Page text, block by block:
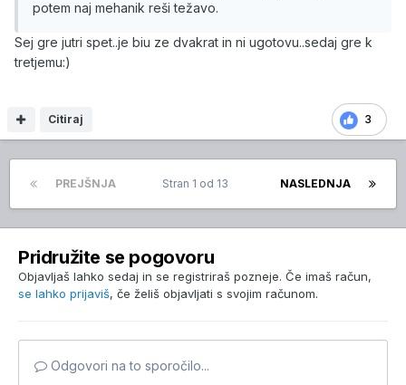
potem naj mehanik reši težavo.
Sej gre jutri spet..je biu ze dvakrat in ni ugotovu..sedaj gre k
tretjemu:)
3
Citiraj
PREJŠNJA NASLEDNJA
Stran 1 od 13
Pridružite se pogovoru
Objavljaš lahko sedaj in se registriraš pozneje. Če imaš račun,
se lahko prijaviš, če želiš objavljati s svojim računom.
Odgovori na to sporočilo...